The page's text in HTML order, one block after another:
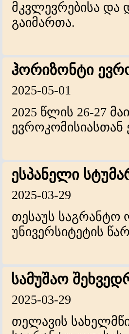
მკვლევრებისა და
გაიმართა.
ჰორიზონტი
2025-05-01
2025 წლის 26-27
ევროკომისიასთან
ესპანელი
2025-03-29
თესაუს საგრანტო
უნივერსიტეტის
სამუშაო
2025-03-29
თელავის